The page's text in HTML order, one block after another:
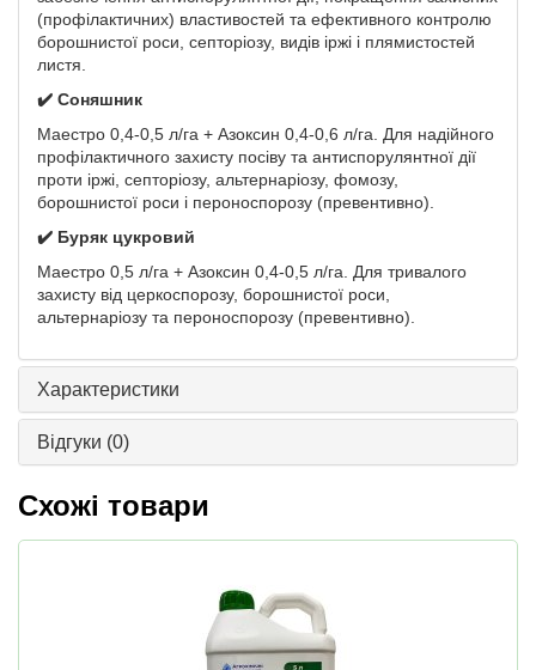
(профілактичних) властивостей та ефективного контролю
борошнистої роси, септоріозу, видів іржі і плямистостей
листя.
✔️ Соняшник
Маестро 0,4-0,5 л/га + Азоксин 0,4-0,6 л/га. Для надійного
профілактичного захисту посіву та антиспорулянтної дії
проти іржі, септоріозу, альтернаріозу, фомозу,
борошнистої роси і пероноспорозу (превентивно).
✔️ Буряк цукровий
Маестро 0,5 л/га + Азоксин 0,4-0,5 л/га. Для тривалого
захисту від церкоспорозу, борошнистої роси,
альтернаріозу та пероноспорозу (превентивно).
Характеристики
Відгуки (0)
Схожі товари